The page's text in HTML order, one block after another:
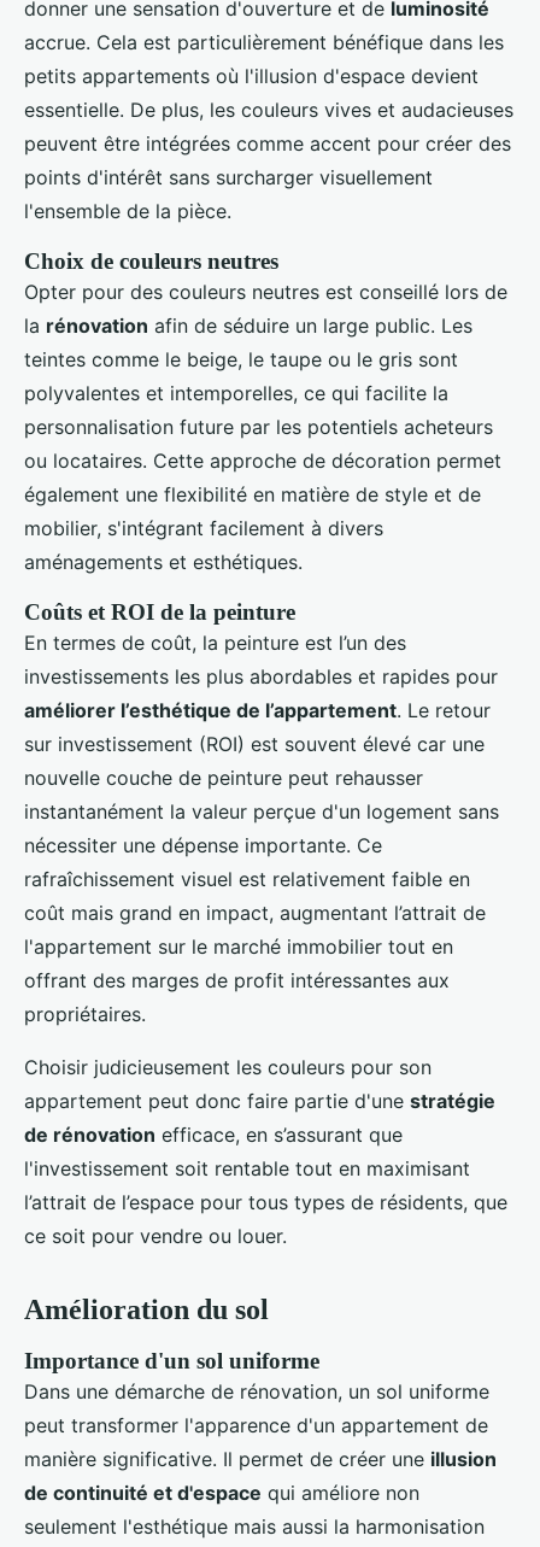
donner une sensation d'ouverture et de luminosité
accrue. Cela est particulièrement bénéfique dans les
petits appartements où l'illusion d'espace devient
essentielle. De plus, les couleurs vives et audacieuses
peuvent être intégrées comme accent pour créer des
points d'intérêt sans surcharger visuellement
l'ensemble de la pièce.
Choix de couleurs neutres
Opter pour des couleurs neutres est conseillé lors de
la rénovation afin de séduire un large public. Les
teintes comme le beige, le taupe ou le gris sont
polyvalentes et intemporelles, ce qui facilite la
personnalisation future par les potentiels acheteurs
ou locataires. Cette approche de décoration permet
également une flexibilité en matière de style et de
mobilier, s'intégrant facilement à divers
aménagements et esthétiques.
Coûts et ROI de la peinture
En termes de coût, la peinture est l’un des
investissements les plus abordables et rapides pour
améliorer l’esthétique de l’appartement. Le retour
sur investissement (ROI) est souvent élevé car une
nouvelle couche de peinture peut rehausser
instantanément la valeur perçue d'un logement sans
nécessiter une dépense importante. Ce
rafraîchissement visuel est relativement faible en
coût mais grand en impact, augmentant l’attrait de
l'appartement sur le marché immobilier tout en
offrant des marges de profit intéressantes aux
propriétaires.
Choisir judicieusement les couleurs pour son
appartement peut donc faire partie d'une stratégie
de rénovation efficace, en s’assurant que
l'investissement soit rentable tout en maximisant
l’attrait de l’espace pour tous types de résidents, que
ce soit pour vendre ou louer.
Amélioration du sol
Importance d'un sol uniforme
Dans une démarche de rénovation, un sol uniforme
peut transformer l'apparence d'un appartement de
manière significative. Il permet de créer une illusion
de continuité et d'espace qui améliore non
seulement l'esthétique mais aussi la harmonisation